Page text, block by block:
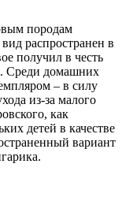
породам
распространен в
получил в честь
Среди домашних
– в силу
из-за малого
как
детей в качестве
вариант